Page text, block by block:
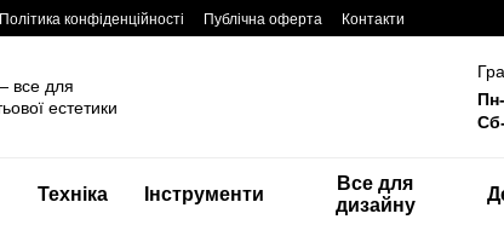
Політика конфіденційності Публічна оферта Контакти
Техніка Інструменти
Все для
дизайну